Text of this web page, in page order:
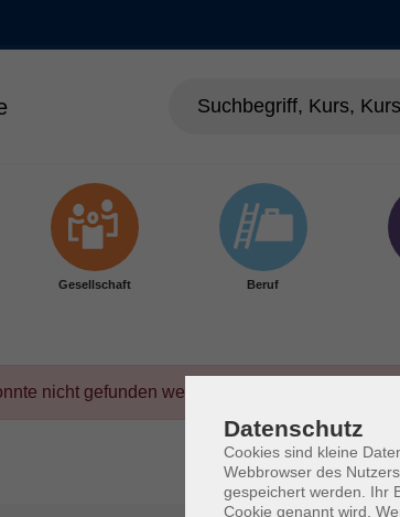
Gesellschaft Beruf
nicht gefunden werden.
Datenschutz
Cookies sind kleine
Webbrowser des
gespeichert werden. Ihr
Cookie genannt wird.